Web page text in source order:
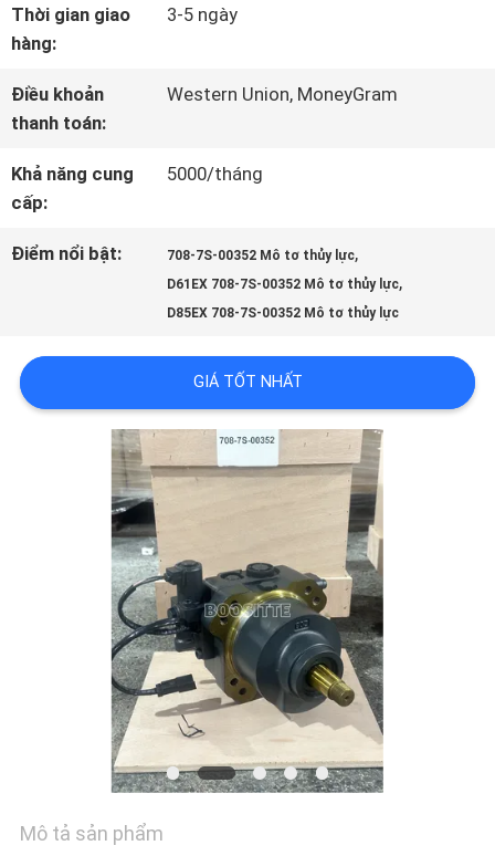
MÁY
KIỂM
CHẤT
LƯỢNG
HỆ
TRƯỜNG
Thời gian giao
hàng:
3-5 ngày
Điều khoản
thanh toán:
Western Union, MoneyGram
Khả năng cung
cấp:
5000/tháng
Điểm nổi bật: 708-7S-00352 Mô tơ thủy lực,
D61EX 708-7S-00352 Mô tơ thủy lực,
D85EX 708-7S-00352 Mô tơ thủy lực
GIÁ TỐT NHẤT
Mô tả sản phẩm